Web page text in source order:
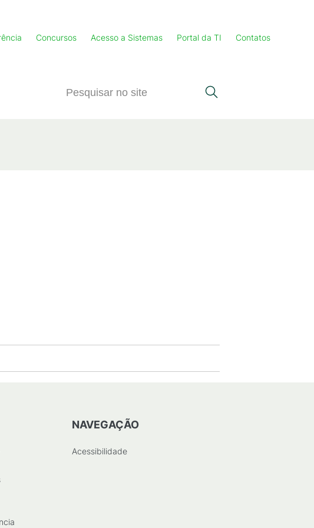
Concursos Acesso a Sistemas Portal da TI Contatos
NAVEGAÇÃO
Acessibilidade